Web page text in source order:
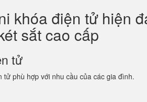
khóa điện tử hiện
sắt cao cấp
tử
phù hợp với nhu cầu của các gia đình.